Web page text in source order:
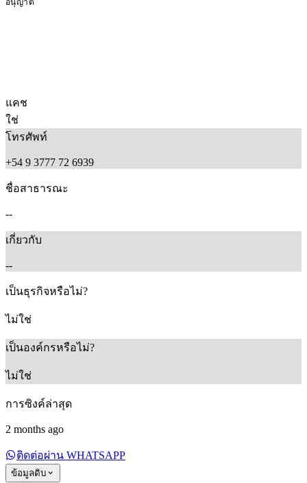
อนุญาต
แคช
ใช่
โทรศัพท์
+54 9 3777 72 6939
ชื่อสาธารณะ
--
เกี่ยวกับ
--
เป็นธุรกิจหรือไม่?
ไม่ใช่
เป็นองค์กรหรือไม่?
ไม่ใช่
การซิงค์ล่าสุด
2 months ago
ติดต่อผ่าน WHATSAPP
ข้อมูลดิบ